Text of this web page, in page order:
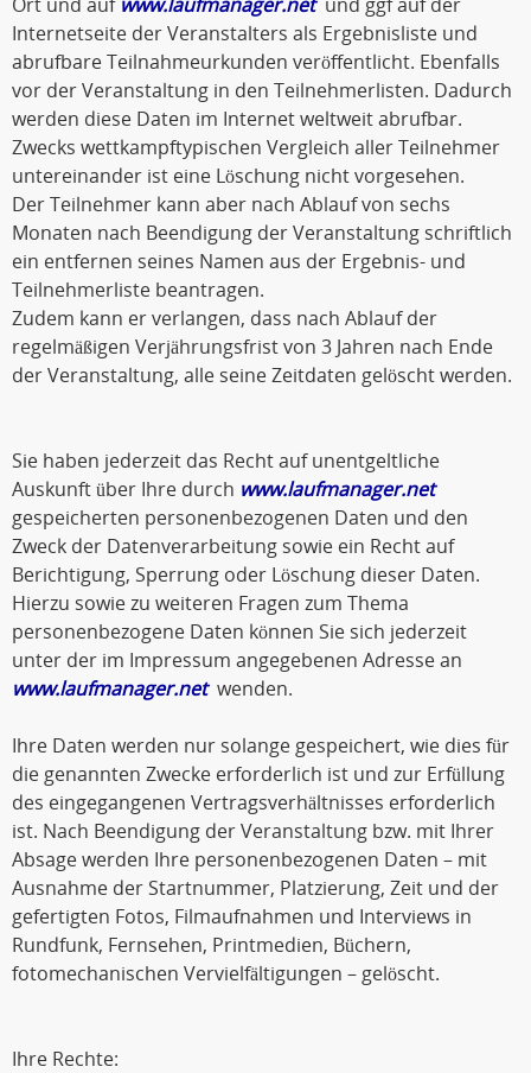
Internetseite der Veranstalters als Ergebnisliste und
abrufbare Teilnahmeurkunden veröffentlicht. Ebenfalls
vor der Veranstaltung in den Teilnehmerlisten. Dadurch
werden diese Daten im Internet weltweit abrufbar.
Zwecks wettkampftypischen Vergleich aller Teilnehmer
untereinander ist eine Löschung nicht vorgesehen.
Der Teilnehmer kann aber nach Ablauf von sechs
Monaten nach Beendigung der Veranstaltung schriftlich
ein entfernen seines Namen aus der Ergebnis- und
Teilnehmerliste beantragen.
Zudem kann er verlangen, dass nach Ablauf der
regelmäßigen Verjährungsfrist von 3 Jahren nach Ende
der Veranstaltung, alle seine Zeitdaten gelöscht werden.
Sie haben jederzeit das Recht auf unentgeltliche
Auskunft über Ihre durch www.laufmanager.net
gespeicherten personenbezogenen Daten und den
Zweck der Datenverarbeitung sowie ein Recht auf
Berichtigung, Sperrung oder Löschung dieser Daten.
Hierzu sowie zu weiteren Fragen zum Thema
personenbezogene Daten können Sie sich jederzeit
unter der im Impressum angegebenen Adresse an
www.laufmanager.netwenden.
Ihre Daten werden nur solange gespeichert, wie dies für
die genannten Zwecke erforderlich ist und zur Erfüllung
des eingegangenen Vertragsverhältnisses erforderlich
ist. Nach Beendigung der Veranstaltung bzw. mit Ihrer
Absage werden Ihre personenbezogenen Daten – mit
Ausnahme der Startnummer, Platzierung, Zeit und der
gefertigten Fotos, Filmaufnahmen und Interviews in
Rundfunk, Fernsehen, Printmedien, Büchern,
fotomechanischen Vervielfältigungen – gelöscht.
Ihre Rechte: